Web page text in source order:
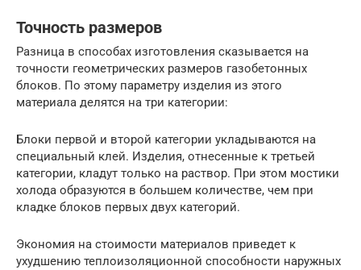
Точность размеров
Разница в способах изготовления сказывается на
точности геометрических размеров газобетонных
блоков. По этому параметру изделия из этого
материала делятся на три категории:
Блоки первой и второй категории укладываются на
специальный клей. Изделия, отнесенные к третьей
категории, кладут только на раствор. При этом мостики
холода образуются в большем количестве, чем при
кладке блоков первых двух категорий.
Экономия на стоимости материалов приведет к
ухудшению теплоизоляционной способности наружных